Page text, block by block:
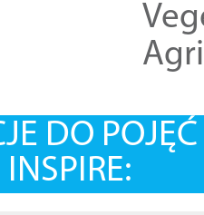
DO
INSPIRE: